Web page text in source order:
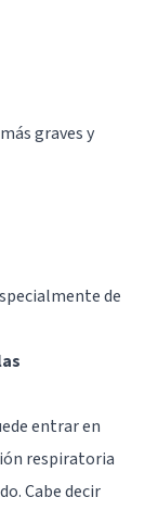
graves y
de
entrar en
respiratoria
Cabe decir